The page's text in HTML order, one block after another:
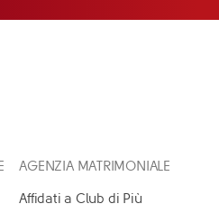
AGENZIA MATRIMONIALE
Affidati a Club di Più